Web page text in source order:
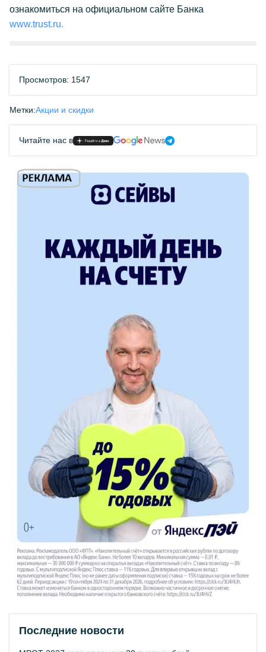
ознакомиться на официальном сайте Банка
www.trust.ru.
Просмотров: 1547
Метки:Акции и скидки
Читайте нас в
Последние новости